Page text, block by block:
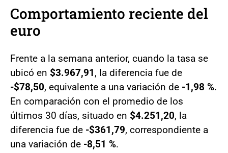
Comportamiento reciente del
euro
Frente a la semana anterior, cuando la tasa se
ubicó en $3.967,91, la diferencia fue de
-$78,50, equivalente a una variación de -1,98 %.
En comparación con el promedio de los
últimos 30 días, situado en $4.251,20, la
diferencia fue de -$361,79, correspondiente a
una variación de -8,51 %.